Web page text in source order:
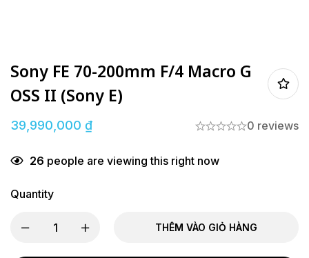
Sony FE 70-200mm F/4 Macro G
OSS II (Sony E)
39,990,000 ₫ 0 reviews
26 people are viewing this right now
Quantity
THÊM VÀO GIỎ HÀNG